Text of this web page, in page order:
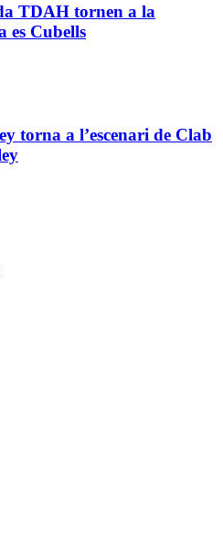
TDAH tornen a la
es Cubells
torna a l’escenari de Clab